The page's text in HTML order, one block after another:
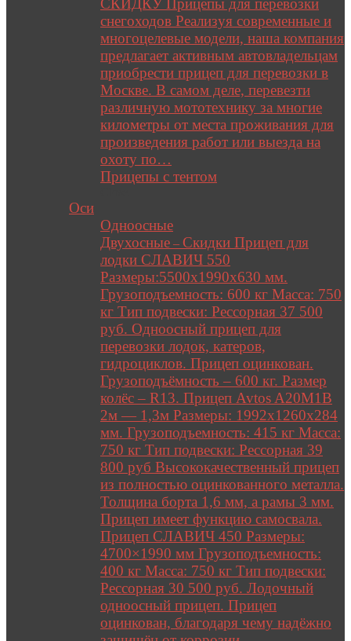
СКИДКУ Прицепы для перевозки
снегоходов Реализуя современные и
многоцелевые модели, наша компания
предлагает активным автовладельцам
приобрести прицеп для перевозки в
Москве. В самом деле, перевезти
различную мототехнику за многие
километры от места проживания для
произведения работ или выезда на
охоту по…
Прицепы с тентом
Оси
Одноосные
Двухосные – Скидки Прицеп для
лодки СЛАВИЧ 550
Размеры:5500х1990х630 мм.
Грузоподъемность: 600 кг Масса: 750
кг Тип подвески: Рессорная 37 500
руб. Одноосный прицеп для
перевозки лодок, катеров,
гидроциклов. Прицеп оцинкован.
Грузоподъёмность – 600 кг. Размер
колёс – R13. Прицеп Avtos A20M1B
2м — 1,3м Размеры: 1992х1260х284
мм. Грузоподъемность: 415 кг Масса:
750 кг Тип подвески: Рессорная 39
800 руб Высококачественный прицеп
из полностью оцинкованного металла.
Толщина борта 1,6 мм, а рамы 3 мм.
Прицеп имеет функцию самосвала.
Прицеп СЛАВИЧ 450 Размеры:
4700×1990 мм Грузоподъемность:
400 кг Масса: 750 кг Тип подвески:
Рессорная 30 500 руб. Лодочный
одноосный прицеп. Прицеп
оцинкован, благодаря чему надёжно